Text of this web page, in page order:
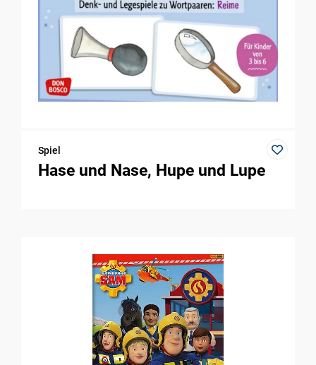
Spiel
Hase und Nase, Hupe und Lupe